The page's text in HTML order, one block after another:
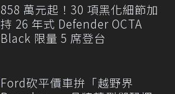
858 萬元起！30 項黑化細節加
持 26 年式 Defender OCTA
Black 限量 5 席登台
Ford砍平價車拚「越野界